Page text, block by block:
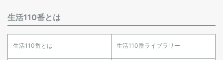
生活110番とは
生活110番とは 生活110番ライブラリー